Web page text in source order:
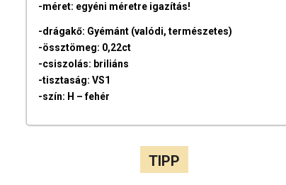
-méret: egyéni méretre igazítás!
-drágakő: Gyémánt (valódi, természetes)
-össztömeg: 0,22ct
-csiszolás: briliáns
-tisztaság: VS1
-szín: H – fehér
TIPP